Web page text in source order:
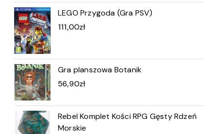
LEGO Przygoda (Gra PSV)
111,00zł
Gra planszowa Botanik
56,90zł
Rebel Komplet Kości RPG Gęsty Rdzeń
Morskie